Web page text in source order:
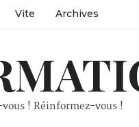
Vite Archives
! Réinformez-vous !